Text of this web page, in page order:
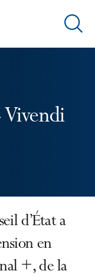
Ouvrir
d’État a
en
+, de la